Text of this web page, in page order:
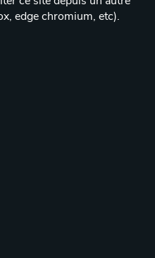
edge chromium, etc).